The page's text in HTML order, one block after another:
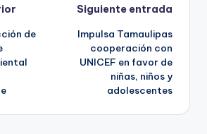
de
Siguiente entrada
Impulsa Tamaulipas
cooperación con
UNICEF en favor de
niñas, niños y
adolescentes